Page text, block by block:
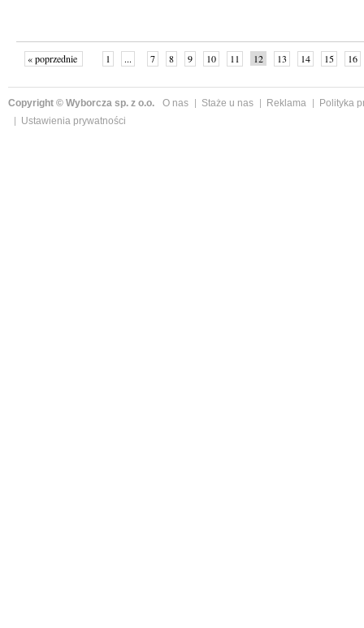
« poprzednie 1 ... 7 8 9 10 11 12 13 14 15 16
Copyright © Wyborcza sp. z o.o. O nas Staże u nas Reklama
Polityka
Ustawienia prywatności